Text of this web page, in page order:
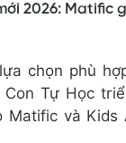
2026:
chọn phù
Tự Học
Matific và